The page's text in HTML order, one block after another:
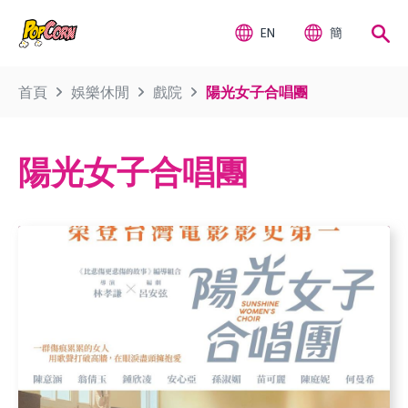
EN 簡
首頁 娛樂休閒 戲院 陽光女子合唱團
陽光女子合唱團